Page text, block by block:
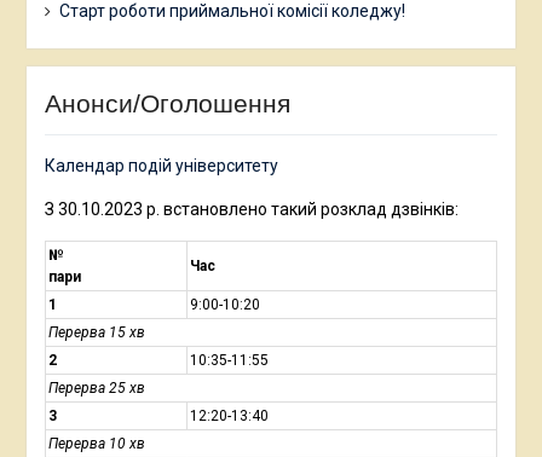
Старт роботи приймальної комісії коледжу!
Анонси/Оголошення
Календар подій університету
З 30.10.2023 р. встановлено такий розклад дзвінків:
№
пари
Час
1
9:00-10:20
Перерва 15 хв
2
10:35-11:55
Перерва 25 хв
3
12:20-13:40
Перерва 10 хв